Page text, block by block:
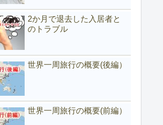
2か月で退去した入居者と
のトラブル
世界一周旅行の概要(後編）
世界一周旅行の概要(前編）